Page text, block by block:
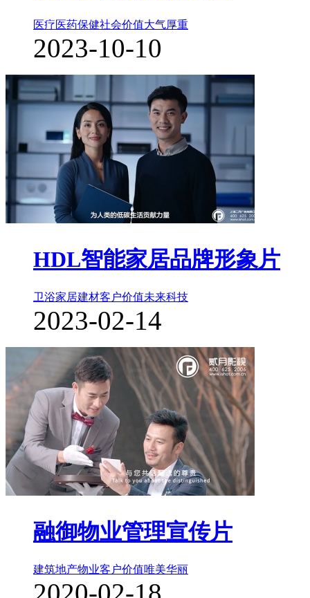
医疗医药保健社会价值大气厚重
2023-10-10
HDL智能家居品牌形象片
卫浴家居建材客户价值未来科技
2023-02-14
融御物业管理宣传片
建筑地产物业客户价值唯美华丽